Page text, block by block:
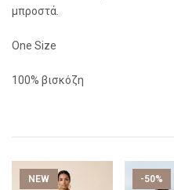
μπροστά.
One Size
100% βισκόζη
NEW -50%